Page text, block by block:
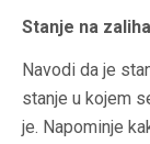
Stanje na
Navodi da je
stanje u kojem
je. Napominje